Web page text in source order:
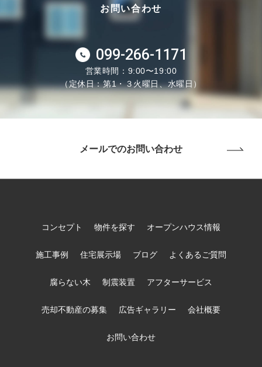
お問い合わせ
099-266-1171
営業時間：9:00〜19:00
（定休日：第1・３火曜日、水曜日）
メールでのお問い合わせ
コンセプト 物件を探す オープンハウス情報
施工事例 住宅展示場 ブログ よくあるご質問
腐らない木 制震装置 アフターサービス
売却不動産の募集 広告ギャラリー 会社概要
お問い合わせ